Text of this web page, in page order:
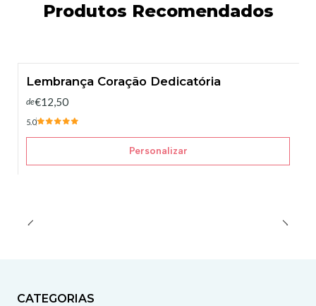
Produtos Recomendados
Lembrança Coração Dedicatória
de€12,50
5.0
Personalizar
CATEGORIAS